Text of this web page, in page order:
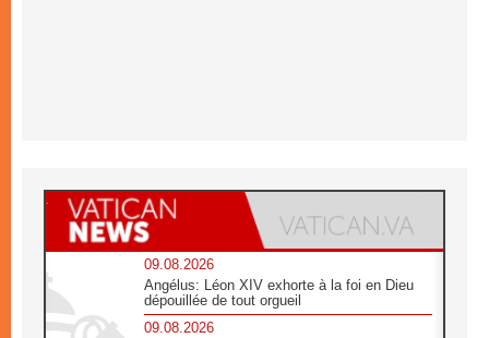
09.08.2026
Angélus: Léon XIV exhorte à la foi en Dieu
dépouillée de tout orgueil
09.08.2026